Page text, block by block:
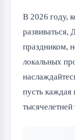
В 2026 году,
развиваться,
праздником,
локальных
пусть каждая